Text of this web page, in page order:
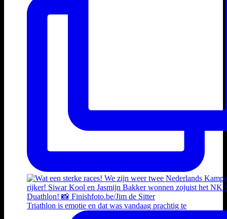
Triathlon is emotie en dat was vandaag prachtig te